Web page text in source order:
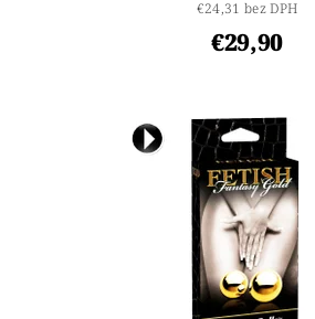
€24,31 bez DPH
€29,90